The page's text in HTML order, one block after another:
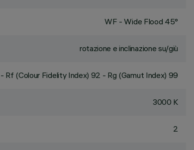
WF - Wide Flood 45°
rotazione e inclinazione su/giù
- Rf (Colour Fidelity Index) 92 - Rg (Gamut Index) 99
3000 K
2